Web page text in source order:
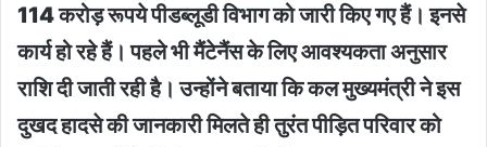
114 करोड़ रूपये पीडब्लूडी विभाग को जारी किए गए हैं। इनसे
कार्य हो रहे हैं। पहले भी मैंटेनैंस के लिए आवश्यकता अनुसार
राशि दी जाती रही है। उन्होंने बताया कि कल मुख्यमंत्री ने इस
दुखद हादसे की जानकारी मिलते ही तुरंत पीड़ित परिवार को